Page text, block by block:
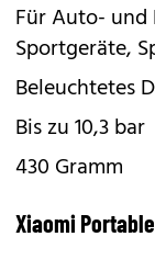
Für Auto-
Sportgeräte,
Beleuchtetes
Bis zu 10,3 bar
430 Gramm
Xiaomi